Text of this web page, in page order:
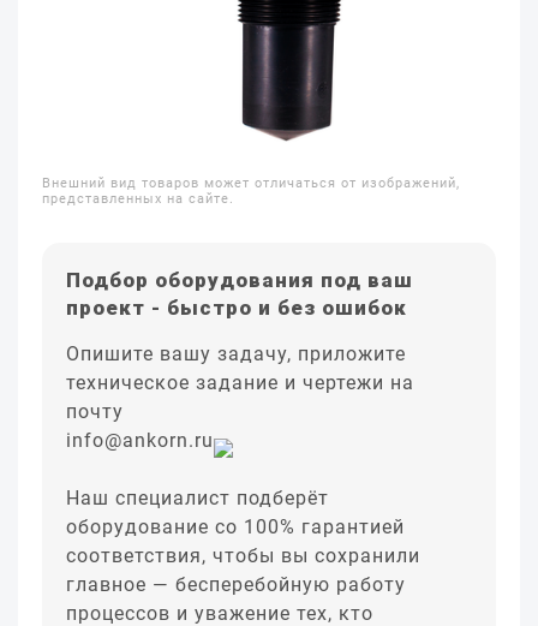
Внешний вид товаров может отличаться от изображений,
представленных на сайте.
Подбор оборудования под ваш
проект - быстро и без ошибок
Опишите вашу задачу, приложите
техническое задание и чертежи на
почту
info@ankorn.ru
Наш специалист подберёт
оборудование со 100% гарантией
соответствия, чтобы вы сохранили
главное — бесперебойную работу
процессов и уважение тех, кто